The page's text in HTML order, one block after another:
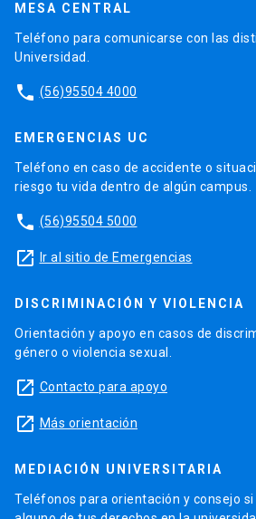
MESA CENTRAL
Teléfono para comunicarse con las
Universidad.
phone (56)95504 4000
EMERGENCIAS UC
Teléfono en caso de accidente o
riesgo tu vida dentro de algún campus.
phone (56)95504 5000
launch Ir al sitio de Emergencias
DISCRIMINACIÓN Y VIOLENCIA
Orientación y apoyo en casos de
género o violencia sexual.
launch Contacto para apoyo
launch Más orientación
MEDIACIÓN UNIVERSITARIA
Teléfonos para orientación y consejo